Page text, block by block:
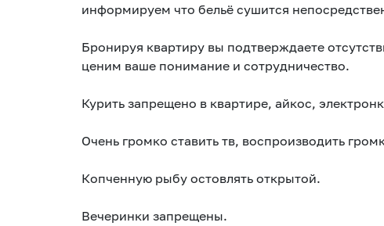
информируем что бельё сушится
Бронируя квартиру вы подтверждаете
ценим ваше понимание и сотрудничество.
Курить запрещено в квартире, айкос,
Очень громко ставить тв, воспроизводить
Копченную рыбу остовлять открытой.
Вечеринки запрещены.